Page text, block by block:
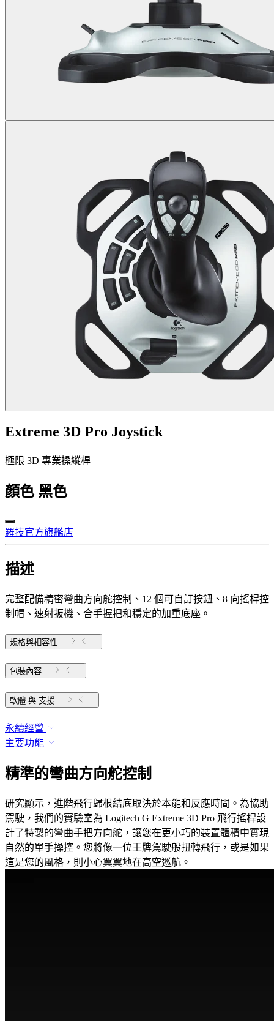
Extreme 3D Pro Joystick
極限 3D 專業操縱桿
顏色 黑色
羅技官方旗艦店
描述
完整配備精密彎曲方向舵控制、12 個可自訂按鈕、8 向搖桿控
制帽、速射扳機、合手握把和穩定的加重底座。
規格與相容性
包裝內容
軟體 與 支援
永續經營
主要功能
精準的彎曲方向舵控制
研究顯示，進階飛行歸根結底取決於本能和反應時間。為協助
駕駛，我們的實驗室為 Logitech G Extreme 3D Pro 飛行搖桿設
計了特製的彎曲手把方向舵，讓您在更小巧的裝置體積中實現
自然的單手操控。您將像一位王牌駕駛般扭轉飛行，或是如果
這是您的風格，則小心翼翼地在高空巡航。